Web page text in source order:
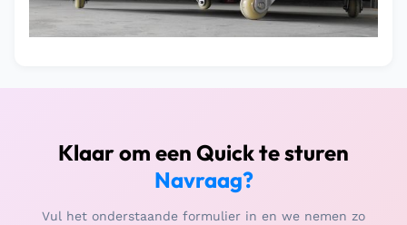
Klaar om een Quick te sturen
Navraag?
Vul het onderstaande formulier in en we nemen zo